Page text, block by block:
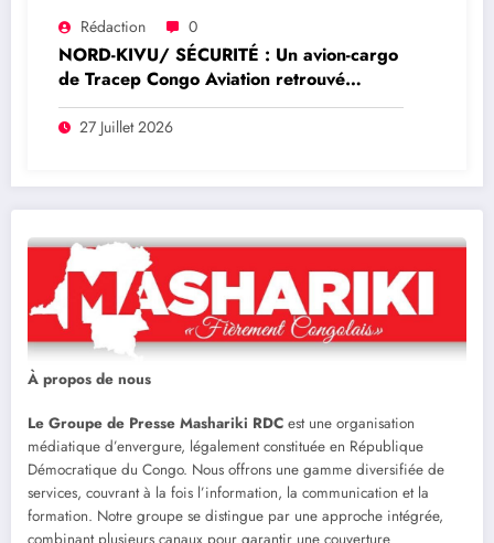
Rédaction 0
NORD-KIVU/ SÉCURITÉ : Un avion-cargo
de Tracep Congo Aviation retrouvé
écrasé à Walikale, un survivant est sorti
de l’appareil
27 Juillet 2026
À propos de nous
Le Groupe de Presse Mashariki RDC est une organisation
médiatique d’envergure, légalement constituée en République
Démocratique du Congo. Nous offrons une gamme diversifiée de
services, couvrant à la fois l’information, la communication et la
formation. Notre groupe se distingue par une approche intégrée,